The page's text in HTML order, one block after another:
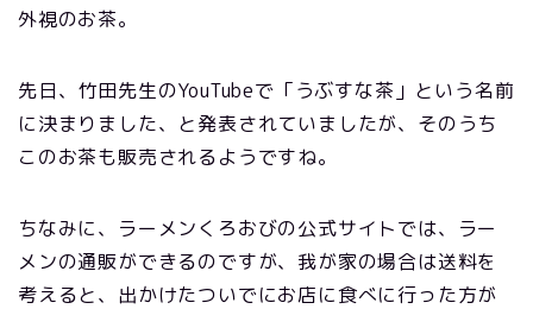
外視のお茶。
先日、竹田先生のYouTubeで「うぶすな茶」という名前
に決まりました、と発表されていましたが、そのうち
このお茶も販売されるようですね。
ちなみに、ラーメンくろおびの公式サイトでは、ラー
メンの通販ができるのですが、我が家の場合は送料を
考えると、出かけたついでにお店に食べに行った方が